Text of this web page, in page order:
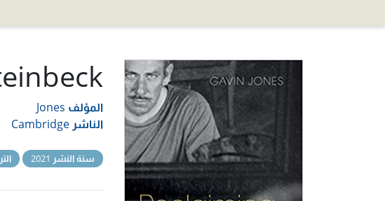
المؤلف Jones
الناشر Cambridge
سنة النشر